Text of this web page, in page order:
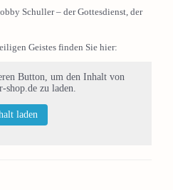
Schuller – der Gottesdienst, der
Geistes finden Sie hier:
Button, um den Inhalt von
shop.de zu laden.
laden